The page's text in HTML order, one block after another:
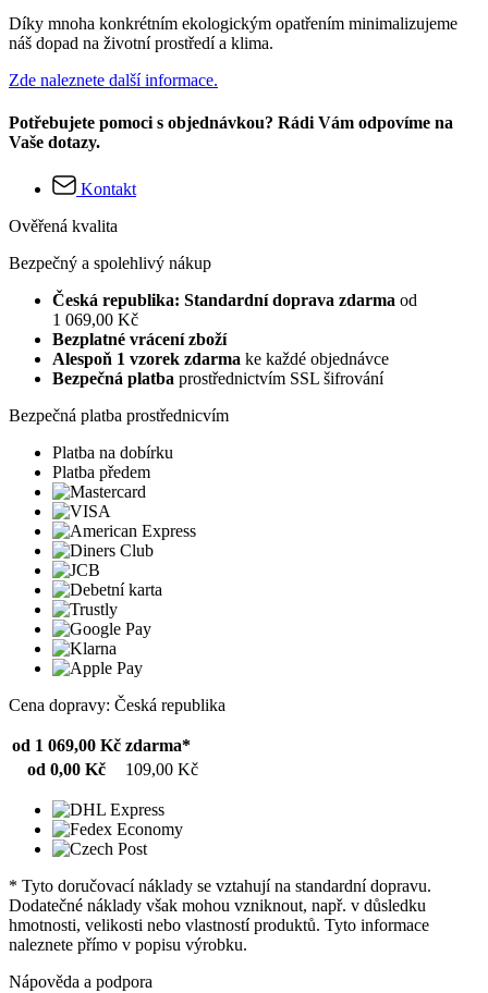
Díky mnoha konkrétním ekologickým opatřením minimalizujeme
náš dopad na životní prostředí a klima.
Zde naleznete další informace.
Potřebujete pomoci s objednávkou? Rádi Vám odpovíme na
Vaše dotazy.
Kontakt
Ověřená kvalita
Bezpečný a spolehlivý nákup
Česká republika: Standardní doprava zdarma od
1 069,00 Kč
Bezplatné vrácení zboží
Alespoň 1 vzorek zdarma ke každé objednávce
Bezpečná platba prostřednictvím SSL šifrování
Bezpečná platba prostřednicvím
Platba na dobírku
Platba předem
Cena dopravy: Česká republika
od 1 069,00 Kč zdarma*
od 0,00 Kč
109,00 Kč
* Tyto doručovací náklady se vztahují na standardní dopravu.
Dodatečné náklady však mohou vzniknout, např. v důsledku
hmotnosti, velikosti nebo vlastností produktů. Tyto informace
naleznete přímo v popisu výrobku.
Nápověda a podpora